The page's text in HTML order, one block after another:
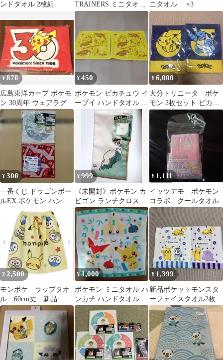
ンドタオル 2枚組
TRAINERS ミニタオル
2枚セット
ニタオル ×3
¥870
広島東洋カープ ポケモ
ン 30周年 ウェアラグ
¥450
ポケモン ピカチュウ イ
ーブイ ハンドタオル 2
枚セット
¥6,000
大分トリニータ ポケ
モン 2枚セット ピカチ
ュウ カメックス
¥300
一番くじ ドラゴンボー
ルEX ポケモン ハンド
タオル 2枚セット
¥999
《未開封》ポケモン カ
ビゴン ランチクロス 抗
菌防臭
¥ 1,111
イッツデモ ポケモン
コラボ クールタオル
¥ 2,500
モンポケ ラップタオ
ル 60cm丈 新品 未
使用 巻きタオル タ
オル ポケモン
¥1,000
ポケモン ミニタオル ハ
ンカチ ハンドタオル ジ
ラーチ ピカチュウ ビク
ティニ
¥ 1,399
新品ポケットモンスタ
ーフェイスタオル2枚セ
ット メタモン・ポッチ
ャマ・ピカチュウ